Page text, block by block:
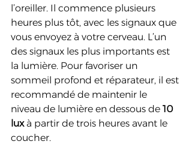
l’oreiller. Il commence plusieurs
heures plus tôt, avec les signaux que
vous envoyez à votre cerveau. L’un
des signaux les plus importants est
la lumière. Pour favoriser un
sommeil profond et réparateur, il est
recommandé de maintenir le
niveau de lumière en dessous de 10
lux à partir de trois heures avant le
coucher.